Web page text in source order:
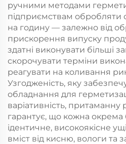
ручними методами
підприємствам обробляти
на годину — залежно від
прискорення випуску
здатні виконувати більші
скорочувати терміни
реагувати на коливання
Узгодженість, яку
обладнання для
варіативність, притаманну
гарантує, що кожна окрема
ідентичне, високоякісне
вміст від кисню, вологи та